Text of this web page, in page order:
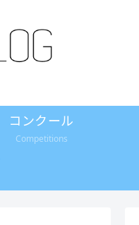
コンクール
Competitions